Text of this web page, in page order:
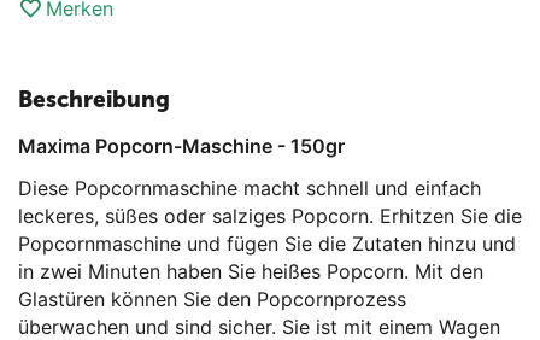
Merken
Beschreibung
Maxima Popcorn-Maschine - 150gr
Diese Popcornmaschine macht schnell und einfach
leckeres, süßes oder salziges Popcorn. Erhitzen Sie die
Popcornmaschine und fügen Sie die Zutaten hinzu und
in zwei Minuten haben Sie heißes Popcorn. Mit den
Glastüren können Sie den Popcornprozess
überwachen und sind sicher. Sie ist mit einem Wagen